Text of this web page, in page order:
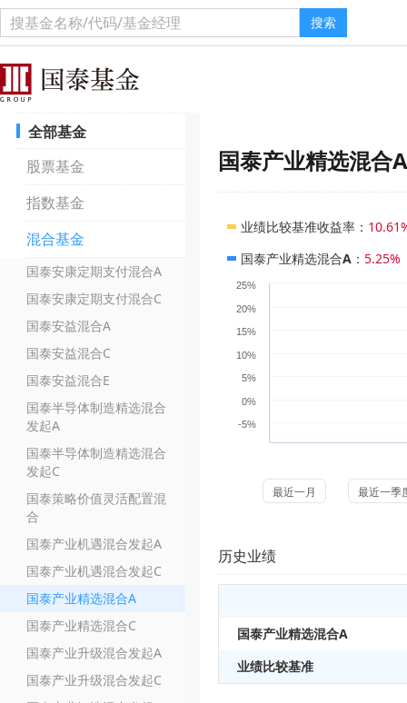
搜索
全部基金
股票基金
指数基金
混合基金
国泰安康定期支付混合A
国泰安康定期支付混合C
国泰安益混合A
国泰安益混合C
国泰安益混合E
国泰半导体制造精选混合
发起A
国泰半导体制造精选混合
发起C
国泰策略价值灵活配置混
合
国泰产业机遇混合发起A
国泰产业机遇混合发起C
国泰产业精选混合A
国泰产业精选混合C
国泰产业升级混合发起A
国泰产业升级混合发起C
国泰产业精选混合A
业绩比较基准收益率 ：
国泰产业精选混合A ： 5.25%
-5%
0%
5%
10%
15%
20%
25%
最近一月 最近一季
历史业绩
国泰产业精选混合A
业绩比较基准